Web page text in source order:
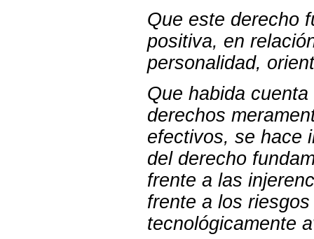
Que este derecho
positiva, en
personalidad,
Que habida
derechos
efectivos, se hace
del derecho
frente a las
frente a los
tecnológicamente